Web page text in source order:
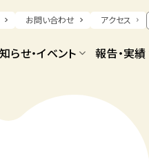
お問い合わせ アクセス
らせ・イベント 報告・実績